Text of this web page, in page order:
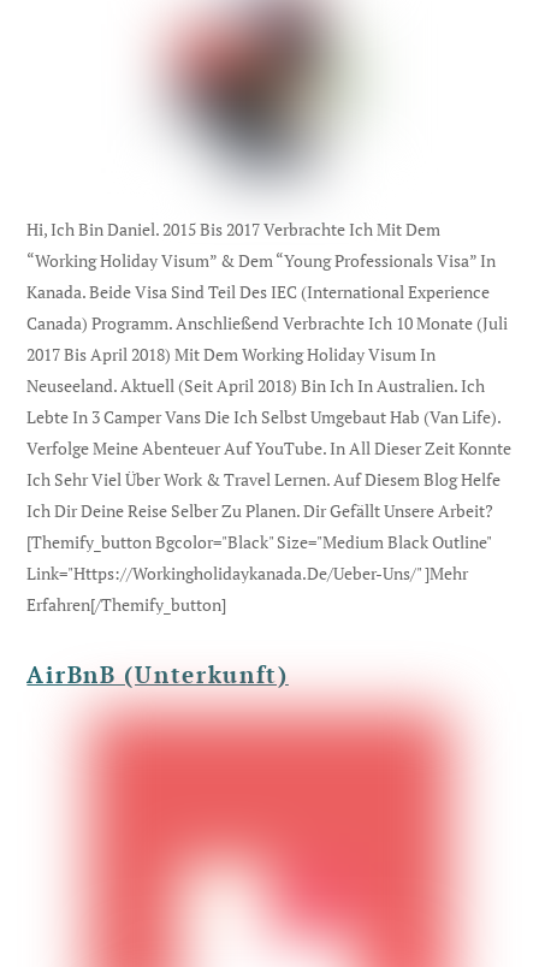
Hi, Ich Bin Daniel. 2015 Bis 2017 Verbrachte Ich Mit Dem
“Working Holiday Visum” & Dem “Young Professionals Visa” In
Kanada. Beide Visa Sind Teil Des IEC (international Experience
Canada) Programm. Anschließend Verbrachte Ich 10 Monate (Juli
2017 Bis April 2018) Mit Dem Working Holiday Visum In
Neuseeland. Aktuell (seit April 2018) Bin Ich In Australien. Ich
Lebte In 3 Camper Vans Die Ich Selbst Umgebaut Hab (Van Life).
Verfolge Meine Abenteuer Auf YouTube. In All Dieser Zeit Konnte
Ich Sehr Viel Über Work & Travel Lernen. Auf Diesem Blog Helfe
Ich Dir Deine Reise Selber Zu Planen. Dir Gefällt Unsere Arbeit?
[themify_button Bgcolor="black" Size="medium Black Outline"
Link="https://workingholidaykanada.de/ueber-Uns/" ]Mehr
Erfahren[/themify_button]
AirBnB (Unterkunft)